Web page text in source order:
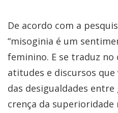
De acordo com a
“misoginia é um
feminino. E se traduz
atitudes e discursos
das desigualdades
crença da superioridade